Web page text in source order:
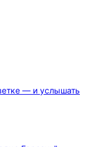
— и услышать